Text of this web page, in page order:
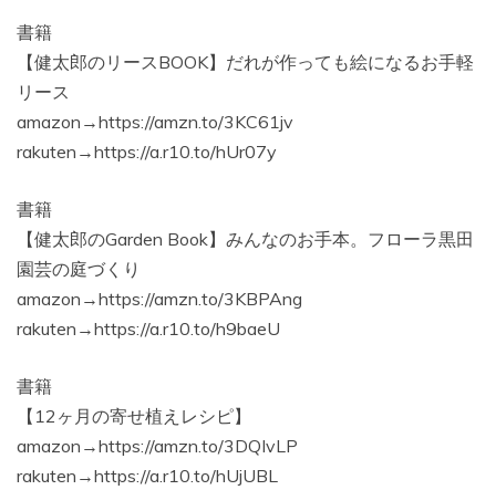
書籍
【健太郎のリースBOOK】だれが作っても絵になるお手軽
リース
amazon→https://amzn.to/3KC61jv
rakuten→https://a.r10.to/hUr07y
書籍
【健太郎のGarden Book】みんなのお手本。フローラ黒田
園芸の庭づくり
amazon→https://amzn.to/3KBPAng
rakuten→https://a.r10.to/h9baeU
書籍
【12ヶ月の寄せ植えレシピ】
amazon→https://amzn.to/3DQIvLP
rakuten→https://a.r10.to/hUjUBL